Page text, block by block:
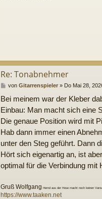
Re: Tonabnehmer
B
i
t
a
g
vonGitarrenspieler » Do Mai 28,
Bei meinem war der Kleber
Einbau: Man macht sich eine
Die genaue Position wird mit
Hab dann immer einen
unter den Steg geführt. Dann
Hört sich eigenartig an, ist
optimal für die Verbindung mit
Gruß Wolfgang Hemd aus der Hose macht noch keinen
https://www.taaken.net